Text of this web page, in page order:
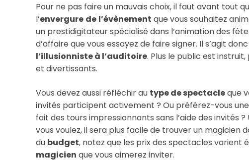
Pour ne pas faire un mauvais choix, il faut avant tout
l’envergure de l’évènement que vous souhaitez
un prestidigitateur spécialisé dans l’animation des
d’affaire que vous essayez de faire signer. Il s’agit
l’illusionniste à l’auditoire. Plus le public est
et divertissants.
Vous devez aussi réfléchir au type de spectacleque
invités participent activement ? Ou préférez-vous
fait des tours impressionnants sans l’aide des invités
vous voulez, il sera plus facile de trouver un magicien
du budget, notez que les prix des spectacles varient
magicien que vous aimerez inviter.